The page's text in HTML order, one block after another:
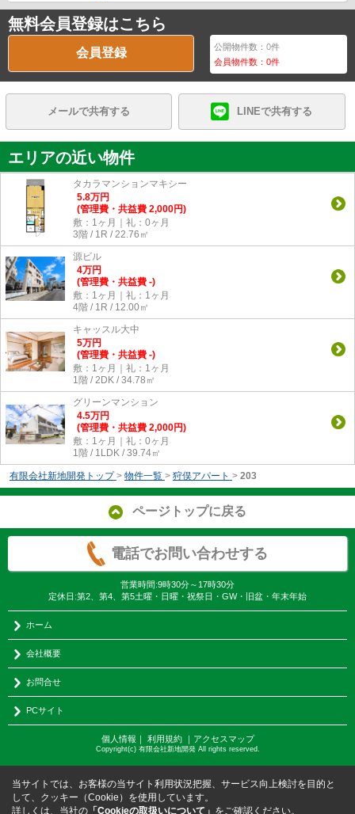
無料会員登録はこちら
会員登録 公開物件数：0件
会員物件数：0件
メールで共有する LINEで共有する
エリアの近い物件
タカラマンションマキシー
5.8万円
(管理費・共益費 2,000円)
敷：1ヶ月｜礼：0ヶ月
3階 / 1R / 22.76㎡
源ビル
4万円
(管理費・共益費 -)
敷：1ヶ月｜礼：1ヶ月
4階 / 1R / 12.00㎡
キャッスル大中
5万円
(管理費・共益費 -)
敷：1ヶ月｜礼：1ヶ月
1階 / 2DK / 34.78㎡
グリーンマンション
4.5万円
(管理費・共益費 2,000円)
敷：1ヶ月｜礼：0ヶ月
1階 / 1LDK / 39.74㎡
有限会社新地開発トップ > 物件一覧 > 狩俣アパート > 203
ページトップに戻る
電話でお問い合わせする
営業時間:9時30分～17時30分
定休日:第2、第4、第5土曜・日曜・祝祭日・GW・旧盆・年末年始
ホーム
会社概要
お問合せ
PCサイト
個人情報 ｜ 利用規約｜ アクセスマップ
Copyright(c) 有限会社新地開発 All rights reserved.
当サイトでは、お客様の当サイト利用状況把握、サービス向上検討を目的と
して、クッキー（Cookie）を使用しています。
詳しくは、当社の 「Cookieの取扱いについて」 をご確認ください。